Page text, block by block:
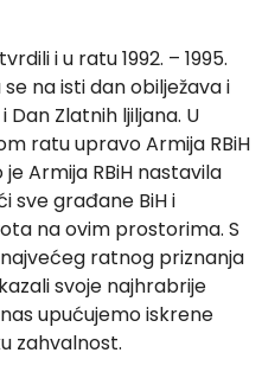
i u ratu 1992. – 1995.
na isti dan obilježava i
Zlatnih ljiljana. U
ratu upravo Armija RBiH
Armija RBiH nastavila
sve građane BiH i
na ovim prostorima. S
ratnog priznanja
svoje najhrabrije
upućujemo iskrene
zahvalnost.